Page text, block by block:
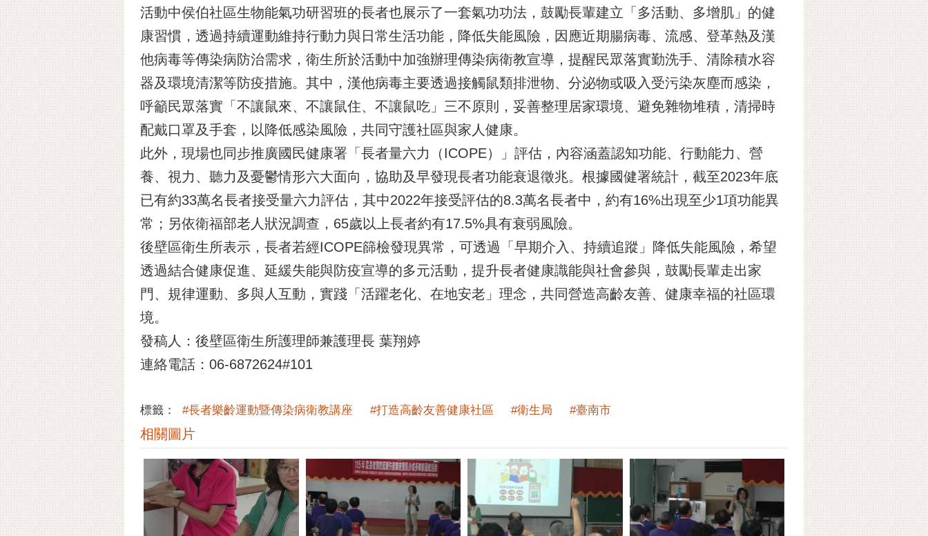
活動中侯伯社區生物能氣功研習班的長者也展示了一套氣功功法，鼓勵長輩建立「多活動、多增肌」的健
康習慣，透過持續運動維持行動力與日常生活功能，降低失能風險，因應近期腸病毒、流感、登革熱及漢
他病毒等傳染病防治需求，衛生所於活動中加強辦理傳染病衛教宣導，提醒民眾落實勤洗手、清除積水容
器及環境清潔等防疫措施。其中，漢他病毒主要透過接觸鼠類排泄物、分泌物或吸入受污染灰塵而感染，
呼籲民眾落實「不讓鼠來、不讓鼠住、不讓鼠吃」三不原則，妥善整理居家環境、避免雜物堆積，清掃時
配戴口罩及手套，以降低感染風險，共同守護社區與家人健康。
此外，現場也同步推廣國民健康署「長者量六力（ICOPE）」評估，內容涵蓋認知功能、行動能力、營
養、視力、聽力及憂鬱情形六大面向，協助及早發現長者功能衰退徵兆。根據國健署統計，截至2023年底
已有約33萬名長者接受量六力評估，其中2022年接受評估的8.3萬名長者中，約有16%出現至少1項功能異
常；另依衛福部老人狀況調查，65歲以上長者約有17.5%具有衰弱風險。
後壁區衛生所表示，長者若經ICOPE篩檢發現異常，可透過「早期介入、持續追蹤」降低失能風險，希望
透過結合健康促進、延緩失能與防疫宣導的多元活動，提升長者健康識能與社會參與，鼓勵長輩走出家
門、規律運動、多與人互動，實踐「活躍老化、在地安老」理念，共同營造高齡友善、健康幸福的社區環
境。
發稿人：後壁區衛生所護理師兼護理長 葉翔婷
連絡電話：06-6872624#101
標籤： #長者樂齡運動暨傳染病衛教講座 #打造高齡友善健康社區 #衛生局 #臺南市
相關圖片